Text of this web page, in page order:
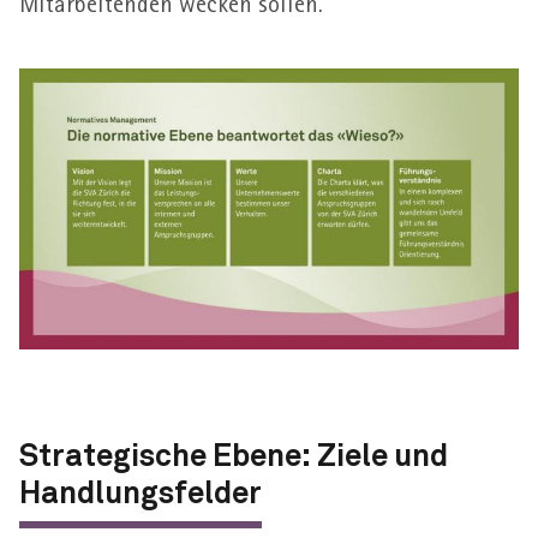
Strategische Ebene: Ziele und
Handlungsfelder